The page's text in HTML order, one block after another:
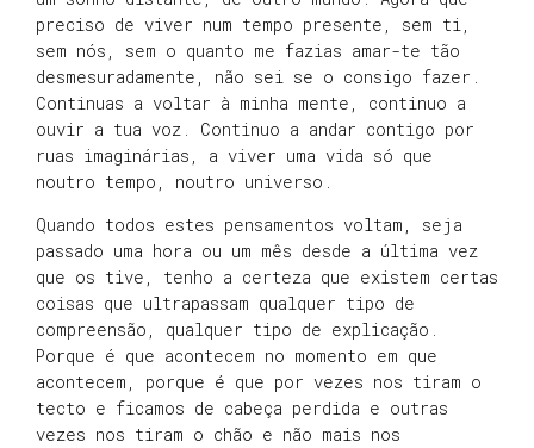
preciso de viver num tempo presente, sem ti,
sem nós, sem o quanto me fazias amar-te tão
desmesuradamente, não sei se o consigo fazer.
Continuas a voltar à minha mente, continuo a
ouvir a tua voz. Continuo a andar contigo por
ruas imaginárias, a viver uma vida só que
noutro tempo, noutro universo.
Quando todos estes pensamentos voltam, seja
passado uma hora ou um mês desde a última vez
que os tive, tenho a certeza que existem certas
coisas que ultrapassam qualquer tipo de
compreensão, qualquer tipo de explicação.
Porque é que acontecem no momento em que
acontecem, porque é que por vezes nos tiram o
tecto e ficamos de cabeça perdida e outras
vezes nos tiram o chão e não mais nos